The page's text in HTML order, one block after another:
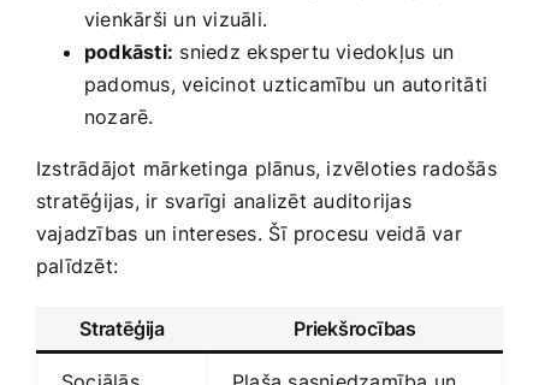
vienkārši un vizuāli.
podkāsti: sniedz ekspertu viedokļus un
padomus, veicinot uzticamību un autoritāti
nozarē.
Izstrādājot mārketinga plānus, izvēloties radošās
stratēģijas, ir svarīgi⁢ analizēt auditorijas
vajadzības un intereses. Šī procesu veidā var
palīdzēt:
Stratēģija Priekšrocības